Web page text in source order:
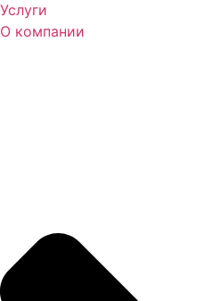
Услуги
О компании